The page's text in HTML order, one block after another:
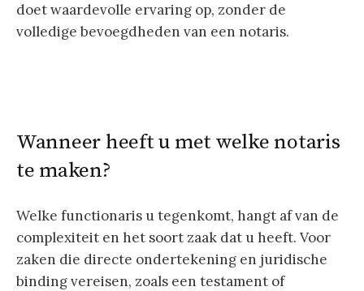
doet waardevolle ervaring op, zonder de
volledige bevoegdheden van een notaris.
Wanneer heeft u met welke notaris
te maken?
Welke functionaris u tegenkomt, hangt af van de
complexiteit en het soort zaak dat u heeft. Voor
zaken die directe ondertekening en juridische
binding vereisen, zoals een testament of